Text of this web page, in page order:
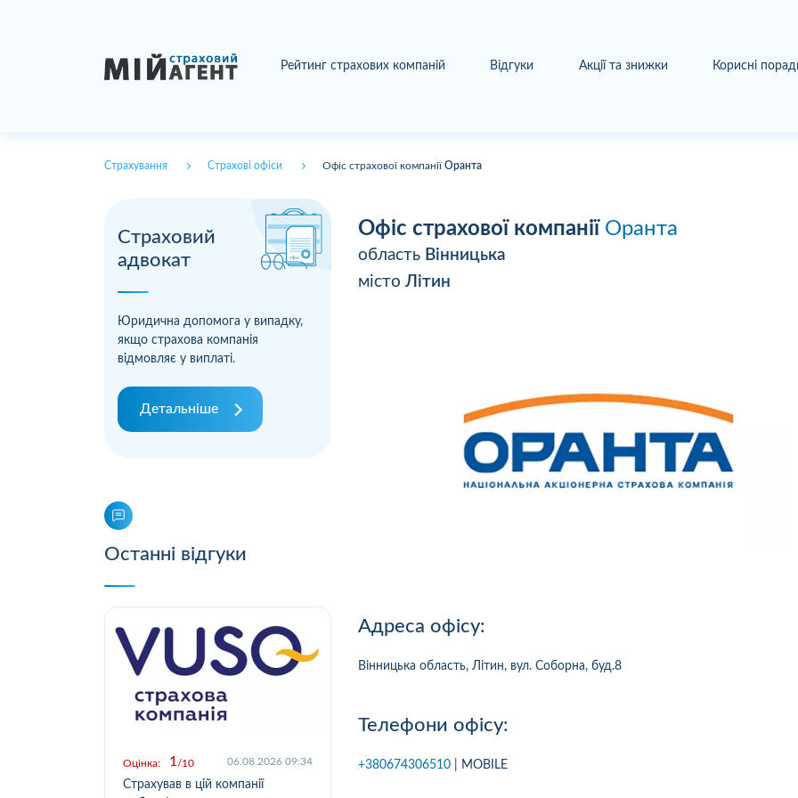
Рейтинг страхових компаній Відгуки Акції та знижки Корисні
Страхування Страхові офіси Офіс страхової компанії Оранта
Страховий
адвокат
Юридична допомога у випадку,
якщо страхова компанія
відмовляє у виплаті.
Детальніше
Останні відгуки
Оцінка: 1 10 06.08.2026 09:34
Страхував в цій компанії
Оцінка: 10 10 05.08.2026 19:00
Офіс страхової компанії Оранта
область Вінницька
місто Літин
Адреса офісу:
Вінницька область, Літин, вул. Соборна, буд.8
Телефони офісу:
+380674306510 | MOBILE